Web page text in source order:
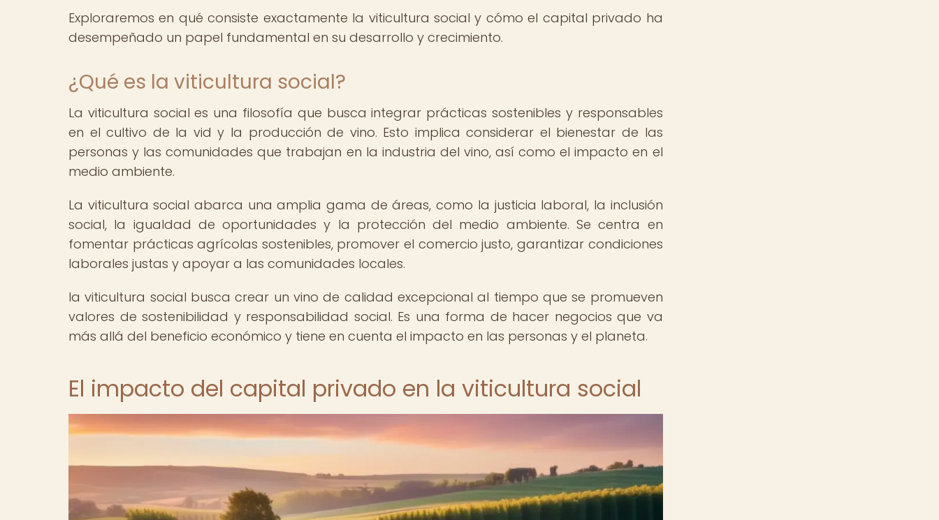
Exploraremos en qué consiste exactamente la viticultura social y cómo el capital privado ha
desempeñado un papel fundamental en su desarrollo y crecimiento.
¿Qué es la viticultura social?
La viticultura social es una filosofía que busca integrar prácticas sostenibles y responsables
en el cultivo de la vid y la producción de vino. Esto implica considerar el bienestar de las
personas y las comunidades que trabajan en la industria del vino, así como el impacto en el
medio ambiente.
La viticultura social abarca una amplia gama de áreas, como la justicia laboral, la inclusión
social, la igualdad de oportunidades y la protección del medio ambiente. Se centra en
fomentar prácticas agrícolas sostenibles, promover el comercio justo, garantizar condiciones
laborales justas y apoyar a las comunidades locales.
la viticultura social busca crear un vino de calidad excepcional al tiempo que se promueven
valores de sostenibilidad y responsabilidad social. Es una forma de hacer negocios que va
más allá del beneficio económico y tiene en cuenta el impacto en las personas y el planeta.
El impacto del capital privado en la viticultura social